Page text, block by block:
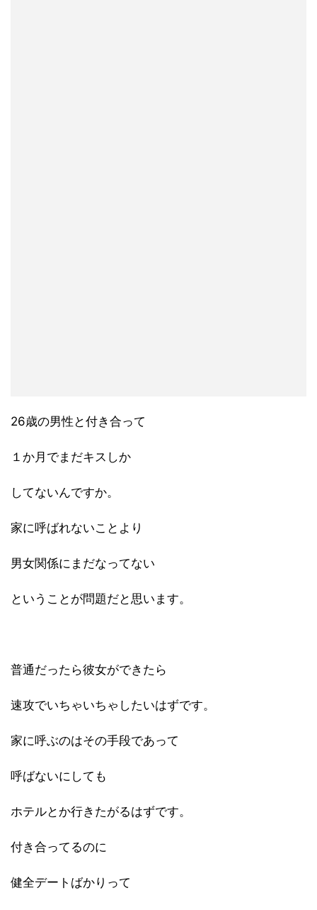
26歳の男性と付き合って
１か月でまだキスしか
してないんですか。
家に呼ばれないことより
男女関係にまだなってない
ということが問題だと思います。
普通だったら彼女ができたら
速攻でいちゃいちゃしたいはずです。
家に呼ぶのはその手段であって
呼ばないにしても
ホテルとか行きたがるはずです。
付き合ってるのに
健全デートばかりって